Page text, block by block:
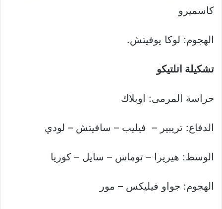
كاسميرو
الهجوم: لوكا يوفيتش.
تشكيلة اتلتيكو
حراسة المرمى: اوبلاك
الدفاع: تريبير – فيليب – سافيتش – لودي
الوسط: هيريرا – توماس – سايل – كوريا
الهجوم: جواو فيليكس – مور